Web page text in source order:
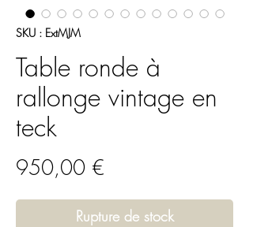
SKU : ExtMJM
Table ronde à
rallonge vintage en
teck
950,00 €
Rupture de stock